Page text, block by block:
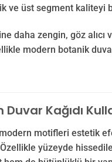
ve üst segment kaliteyi
daha zengin, göz
modern botanik
Kağıdı
motifleri estetik
yüzeyde